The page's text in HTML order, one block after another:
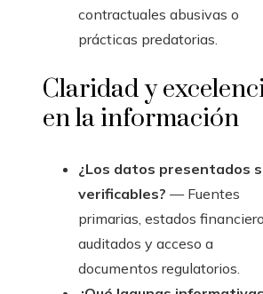
contractuales abusivas o
prácticas predatorias.
Claridad y
en la información
¿Los datos presentados
verificables? — Fuentes
primarias, estados
auditados y acceso a
documentos regulatorios.